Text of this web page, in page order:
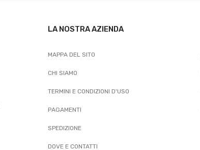
LA NOSTRA AZIENDA
MAPPA DEL SITO
CHI SIAMO
TERMINI E CONDIZIONI D'USO
PAGAMENTI
SPEDIZIONE
DOVE E CONTATTI